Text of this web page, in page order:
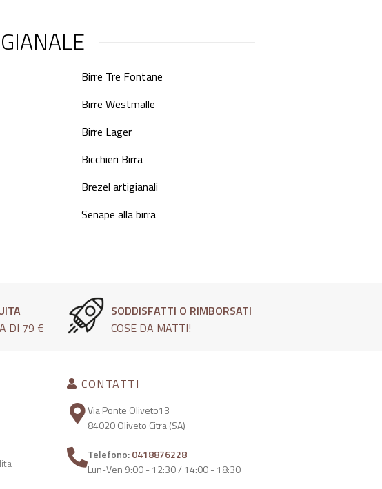
Birre Tre Fontane
Birre Westmalle
Birre Lager
Bicchieri Birra
Brezel artigianali
Senape alla birra
DI 79 €
SODDISFATTI O RIMBORSATI
COSE DA MATTI!
CONTATTI
Via Ponte Oliveto13
84020 Oliveto Citra (SA)
Telefono:0418876228
Lun-Ven 9:00 - 12:30 / 14:00 - 18:30